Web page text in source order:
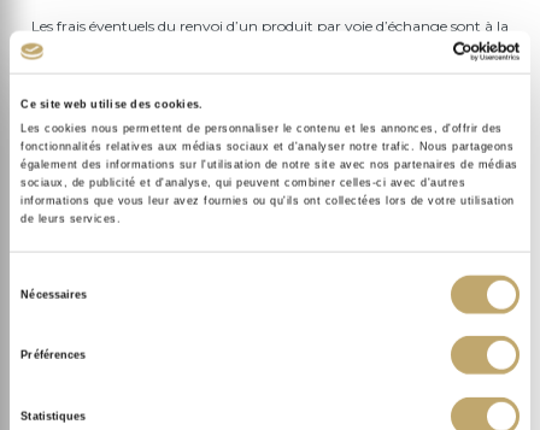
Ce site web utilise des cookies.
Les cookies nous permettent de personnaliser le contenu et les annonces, d'offrir des
fonctionnalités relatives aux médias sociaux et d'analyser notre trafic. Nous partageons
également des informations sur l'utilisation de notre site avec nos partenaires de médias
sociaux, de publicité et d'analyse, qui peuvent combiner celles-ci avec d'autres
informations que vous leur avez fournies ou qu'ils ont collectées lors de votre utilisation
de leurs services.
Nécessaires
Préférences
Statistiques
Les frais éventuels du renvoi d’un produit par voie d’échange sont à la
, en cas d’erreur dans la préparation de la
commande du client.
Pour toute commande dont le client souhaiterait une livraison en dehors
de la France métropolitaine et de la Corse, ce dernier organisera et
prendra en charge, sous sa seule responsabilité et à ses frais, la livraison
des produits depuis l’entrepôt du Vendeur jusqu’à l’adresse de livraison
Les frais de livraison sont facturés en supplément du prix des produits
Sothys® achetés et indiqués sur le
. Leur montant varie en fonction